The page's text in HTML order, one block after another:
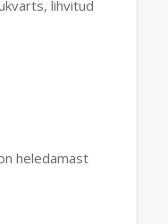
lihvitud
heledamast